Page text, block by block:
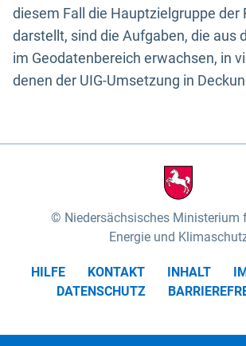
diesem Fall die Hauptzielgruppe der
darstellt, sind die Aufgaben, die aus
im Geodatenbereich erwachsen, in
denen der UIG-Umsetzung in
Niedersächsisches Ministerium
Energie und
HILFE KONTAKT INHALT
DATENSCHUTZ